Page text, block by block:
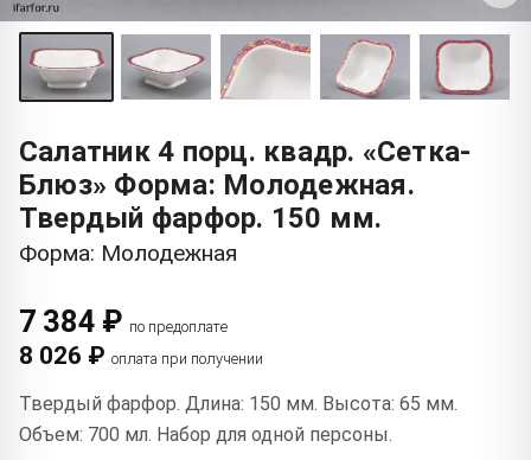
Салатник 4 порц. квадр. «Сетка-
Блюз» Форма: Молодежная.
Твердый фарфор. 150 мм.
Форма: Молодежная
7 384 ₽ по предоплате
8 026 ₽ оплата при получении
Твердый фарфор. Длина: 150 мм. Высота: 65 мм.
Объем: 700 мл. Набор для одной персоны.